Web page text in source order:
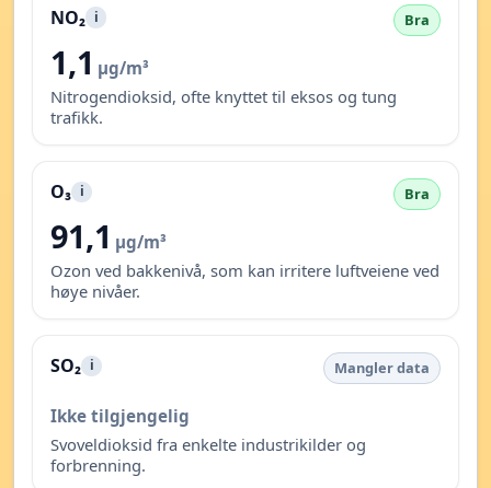
NO₂ i Bra
1,1 µg/m³
Nitrogendioksid, ofte knyttet til eksos og tung
trafikk.
O₃ i Bra
91,1 µg/m³
Ozon ved bakkenivå, som kan irritere luftveiene ved
høye nivåer.
SO₂ i Mangler data
Ikke tilgjengelig
Svoveldioksid fra enkelte industrikilder og
forbrenning.